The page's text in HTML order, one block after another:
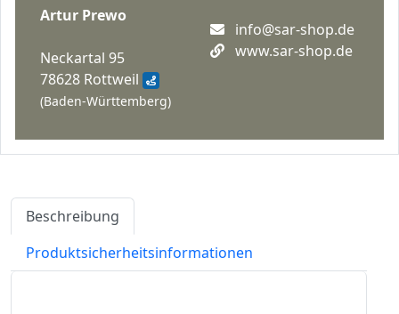
Artur Prewo
Neckartal 95
78628 Rottweil
(Baden-Württemberg)
info@sar-shop.de
www.sar-shop.de
Beschreibung
Produktsicherheitsinformationen